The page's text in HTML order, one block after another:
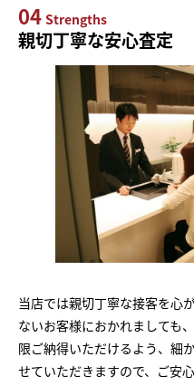
04 Strengths
親切丁寧な安心査定
当店では親切丁寧な接客を心
ないお客様におかれましても
限ご納得いただけるよう、細
せていただきますので、ご安